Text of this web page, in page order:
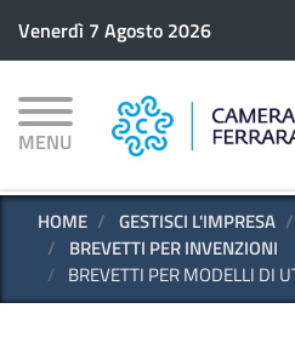
Venerdì 7 Agosto 2026
MENU
HOME GESTISCI L'IMPRESA
BREVETTI PER INVENZIONI
BREVETTI PER MODELLI DI